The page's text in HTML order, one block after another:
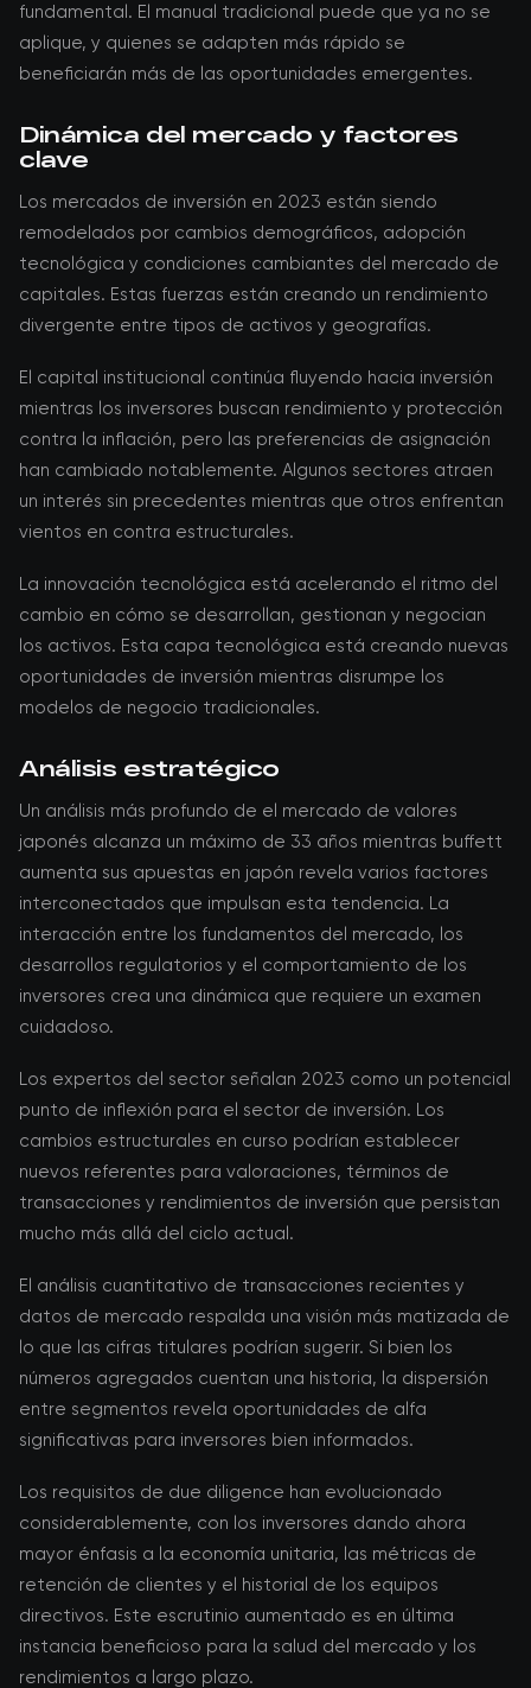
fundamental. El manual tradicional puede que ya no se
aplique, y quienes se adapten más rápido se
beneficiarán más de las oportunidades emergentes.
Dinámica del mercado y factores
clave
Los mercados de inversión en 2023 están siendo
remodelados por cambios demográficos, adopción
tecnológica y condiciones cambiantes del mercado de
capitales. Estas fuerzas están creando un rendimiento
divergente entre tipos de activos y geografías.
El capital institucional continúa fluyendo hacia inversión
mientras los inversores buscan rendimiento y protección
contra la inflación, pero las preferencias de asignación
han cambiado notablemente. Algunos sectores atraen
un interés sin precedentes mientras que otros enfrentan
vientos en contra estructurales.
La innovación tecnológica está acelerando el ritmo del
cambio en cómo se desarrollan, gestionan y negocian
los activos. Esta capa tecnológica está creando nuevas
oportunidades de inversión mientras disrumpe los
modelos de negocio tradicionales.
Análisis estratégico
Un análisis más profundo de el mercado de valores
japonés alcanza un máximo de 33 años mientras buffett
aumenta sus apuestas en japón revela varios factores
interconectados que impulsan esta tendencia. La
interacción entre los fundamentos del mercado, los
desarrollos regulatorios y el comportamiento de los
inversores crea una dinámica que requiere un examen
cuidadoso.
Los expertos del sector señalan 2023 como un potencial
punto de inflexión para el sector de inversión. Los
cambios estructurales en curso podrían establecer
nuevos referentes para valoraciones, términos de
transacciones y rendimientos de inversión que persistan
mucho más allá del ciclo actual.
El análisis cuantitativo de transacciones recientes y
datos de mercado respalda una visión más matizada de
lo que las cifras titulares podrían sugerir. Si bien los
números agregados cuentan una historia, la dispersión
entre segmentos revela oportunidades de alfa
significativas para inversores bien informados.
Los requisitos de due diligence han evolucionado
considerablemente, con los inversores dando ahora
mayor énfasis a la economía unitaria, las métricas de
retención de clientes y el historial de los equipos
directivos. Este escrutinio aumentado es en última
instancia beneficioso para la salud del mercado y los
rendimientos a largo plazo.